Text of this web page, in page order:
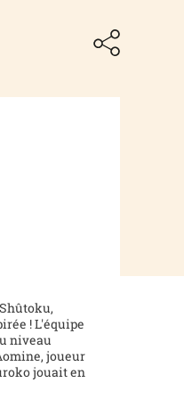
! L'équipe
niveau
joueur
jouait en